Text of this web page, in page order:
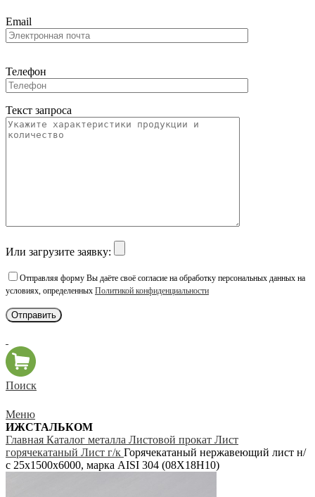
Email
Телефон
Текст запроса
Или загрузите заявку:
Отправляя форму Вы даёте своё согласие на обработку персональных данных на
условиях, определенных Политикой конфиденциальности
Поиск
Меню
ИЖСТАЛЬКОМ
Главная Каталог металла Листовой прокат Лист
горячекатаный Лист г/к Горячекатаный нержавеющий лист н/
с 25х1500х6000, марка AISI 304 (08Х18Н10)